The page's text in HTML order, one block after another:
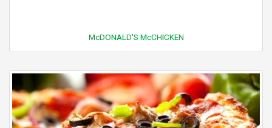
McDONALD'S McCHICKEN